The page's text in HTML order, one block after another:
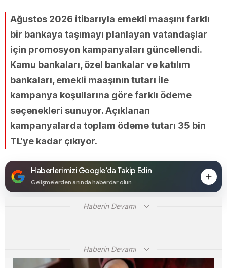
Ağustos 2026 itibarıyla emekli maaşını farklı
bir bankaya taşımayı planlayan vatandaşlar
için promosyon kampanyaları güncellendi.
Kamu bankaları, özel bankalar ve katılım
bankaları, emekli maaşının tutarı ile
kampanya koşullarına göre farklı ödeme
seçenekleri sunuyor. Açıklanan
kampanyalarda toplam ödeme tutarı 35 bin
TL'ye kadar çıkıyor.
Haberlerimizi Google’da Takip Edin
Gelişmelerden anında haberdar olun.
Haberin Devamı
Haberin Devamı